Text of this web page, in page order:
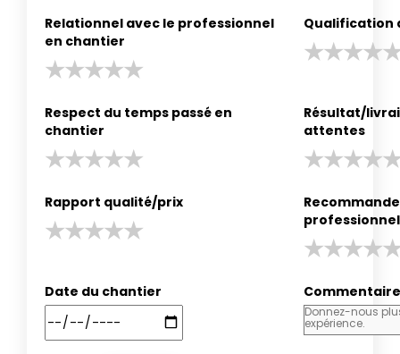
Relationnel avec le professionnel
en chantier
Qualification
Respect du temps passé en
chantier
Résultat/
attentes
Rapport qualité/prix
professionnel
Date du chantier Commentaire